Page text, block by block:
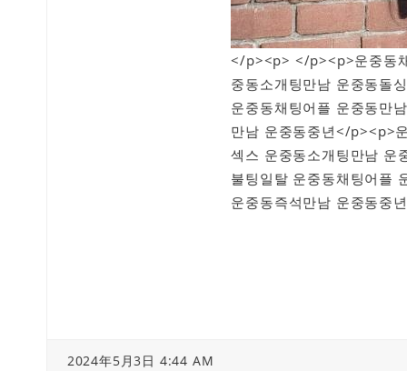
</p><p> </p><p>운중동
중동소개팅만남 운중동돌
운중동채팅어플 운중동만
만남 운중동중년</p><p>
섹스 운중동소개팅만남 운
불팅일탈 운중동채팅어플
운중동즉석만남 운중동중
2024年5月3日 4:44 AM